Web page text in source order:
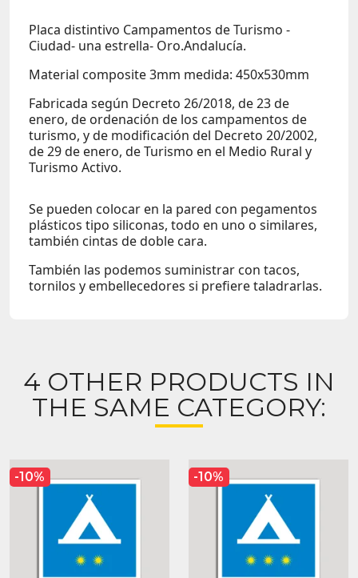
Placa distintivo Campamentos de Turismo -
Ciudad- una estrella- Oro.Andalucía.
Material composite 3mm medida: 450x530mm
Fabricada según Decreto 26/2018, de 23 de
enero, de ordenación de los campamentos de
turismo, y de modificación del Decreto 20/2002,
de 29 de enero, de Turismo en el Medio Rural y
Turismo Activo.
Se pueden colocar en la pared con pegamentos
plásticos tipo siliconas, todo en uno o similares,
también cintas de doble cara.
También las podemos suministrar con tacos,
tornilos y embellecedores si prefiere taladrarlas.
4 OTHER PRODUCTS IN
THE SAME CATEGORY:
-10% -10%